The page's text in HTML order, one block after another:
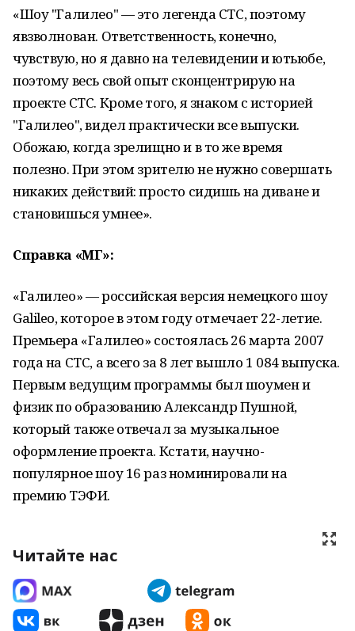
«Шоу "Галилео" — это легенда СТС, поэтому
явзволнован. Ответственность, конечно,
чувствую, но я давно на телевидении и ютьюбе,
поэтому весь свой опыт сконцентрирую на
проекте СТС. Кроме того, я знаком с историей
"Галилео", видел практически все выпуски.
Обожаю, когда зрелищно и в то же время
полезно. При этом зрителю не нужно совершать
никаких действий: просто сидишь на диване и
становишься умнее».
Справка «МГ»:
«Галилео» — российская версия немецкого шоу
Galileo, которое в этом году отмечает 22-летие.
Премьера «Галилео» состоялась 26 марта 2007
года на СТС, а всего за 8 лет вышло 1 084 выпуска.
Первым ведущим программы был шоумен и
физик по образованию Александр Пушной,
который также отвечал за музыкальное
оформление проекта. Кстати, научно-
популярное шоу 16 раз номинировали на
премию ТЭФИ.
Читайте нас